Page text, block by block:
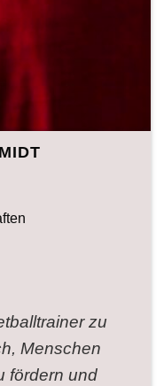
zu
Menschen
fördern und